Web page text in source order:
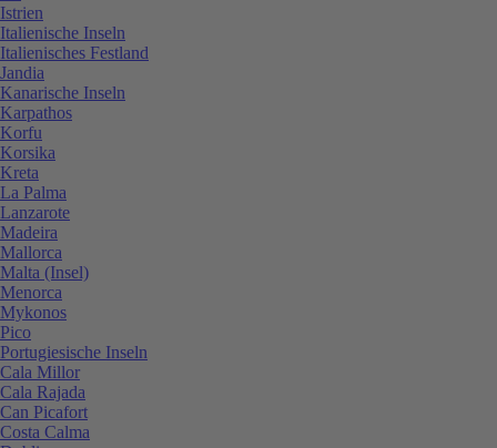
Istrien
Italienische Inseln
Italienisches Festland
Jandia
Kanarische Inseln
Karpathos
Korfu
Korsika
Kreta
La Palma
Lanzarote
Madeira
Mallorca
Malta (Insel)
Menorca
Mykonos
Pico
Portugiesische Inseln
Cala Millor
Cala Rajada
Can Picafort
Costa Calma